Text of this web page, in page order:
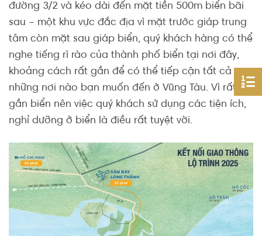
đường 3/2 và kéo dài đến mặt tiền 500m biển bãi
sau – một khu vực đắc địa vì mặt trước giáp trung
tâm còn mặt sau giáp biển, quý khách hàng có thể
nghe tiếng rì rào của thành phố biển tại nơi đây,
khoảng cách rất gần để có thể tiếp cận tất cả
những nơi nào bạn muốn đến ở Vũng Tàu. Vì rất
gần biển nên việc quý khách sử dụng các tiện ích,
nghỉ dưỡng ở biển là điều rất tuyệt vời.